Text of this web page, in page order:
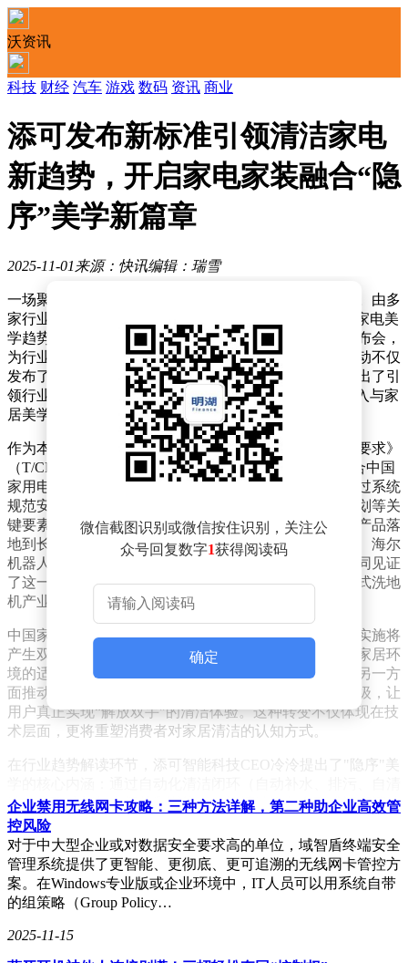
沃资讯
科技 财经 汽车 游戏 数码 资讯 商业
添可发布新标准引领清洁家电
新趋势，开启家电家装融合“隐
序”美学新篇章
2025-11-01 来源：快讯编辑：瑞雪
一场聚焦清洁家电创新发展的行业盛会在北京落下帷幕。由多
家行业领军企业共同参与的“隐入宅间，生活之上”清洁家电美
学趋势论坛暨《家用洗地机基站安装配置要求》标准发布会，
为行业带来了兼具前瞻性与实用性的发展指引。此次活动不仅
发布了首个家用洗地机基站安装领域的团体标准，更提出了引
领行业变革的“隐序”美学理念，标志着清洁家电正式迈入与家
居美学深度融合的新阶段。
作为本次活动的核心成果，《家用洗地机基站安装配置要求》
（T/CHEAA 0052—2025）团体标准由添可智能科技联合中国
家用电器协会清洁电器专业委员会主导制定。该标准通过系统
规范安装环境要求，涵盖空间布局、电路设计、水路规划等关
键要素，同时完善安装服务流程标准，为行业提供了从产品落
地到长期使用的全周期指导方案。莱克电气、美的清洁、海尔
机器人、云鲸智能等四家企业作为标准起草单位代表共同见证
了这一里程碑时刻，标志着具有自动上下水功能的基站式洗地
机产业正式进入标准化发展新纪元。
中国家用电器协会秘书长王雷在致辞中强调，新标准的实施将
产生双重效应：一方面通过标准化安装流程解决产品与家居环
境的适配难题，确保设备在不同空间场景下稳定运行；另一方
面推动行业从单机功能优化向家庭清洁系统解决方案升级，让
用户真正实现“解放双手"的清洁体验。这种转变不仅体现在技
术层面，更将重塑消费者对家居清洁的认知方式。
在行业趋势解读环节，添可智能科技CEO冷泠提出了"隐序"美
洁）实现功能与空间的和谐统一，让清洁设备在完成深度清洁
任务的同时，以有序的方式融入家居环境。这种设计理念突破
了传统家电的"存在感"，转而追求"润物细无声"的使用体验。
添可推出的基站式洗地机正是这一理念的实践载体，其完整的
功能闭环设计使清洁过程真正"隐形"，而日常生活的秩序感则
得以凸显。
中国建筑装饰协会住宅产业分会秘书长胡亚南从空间设计角度
微信截图识别或微信按住识别，关注公
众号回复数字1获得阅读码
确定
企业禁用无线网卡攻略：三种方法详解，第二种助企业高效管
控风险
对于中大型企业或对数据安全要求高的单位，域智盾终端安全
管理系统提供了更智能、更彻底、更可追溯的无线网卡管控方
案。在Windows专业版或企业环境中，IT人员可以用系统自带
的组策略（Group Policy…
2025-11-15